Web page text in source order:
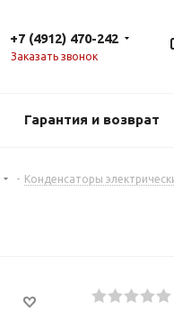
+7 (4912) 470-242
Заказать звонок
Гарантия и возврат
- Конденсаторы